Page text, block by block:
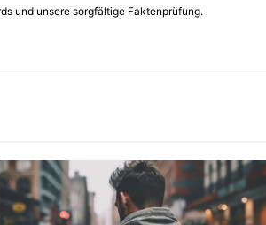
und unsere sorgfältige Faktenprüfung.